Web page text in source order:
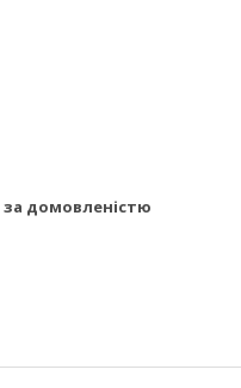
за домовленістю